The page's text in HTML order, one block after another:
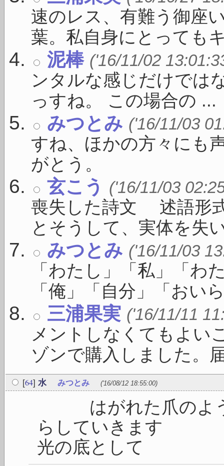
速のレス、有難う御座
葉。私自身にとっても
泥棒 ('16/11/02
ンタルな感じだけでは
っすね。 この場合の ...
みつとみ ('16/11/03
すね、ほかの方々にも
がとう。
玄こう ('16/11/03
喪失した詩文 述語形
とそうして、実体を失
みつとみ ('16/11/03
「わたし」「私」「わ
「俺」「自分」「おい
三浦果実 ('16/11/11
メントしなくてもよい
ゾンで購入しました。
[64] 水 みつとみ ('16/08/12 18:55:00)
はがれた爪のよう
らしてい
光の底とし